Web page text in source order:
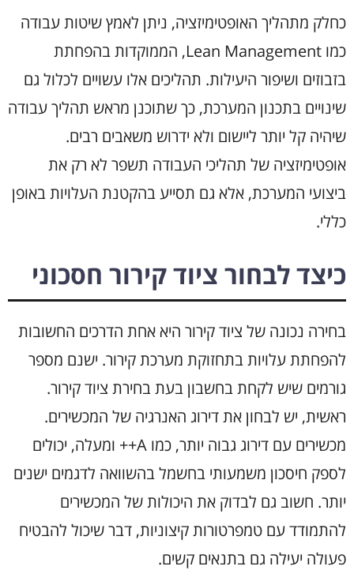
כחלק מתהליך האופטימיזציה, ניתן לאמץ שיטות עבודה
כמו Lean Management, הממוקדות בהפחתת
בזבוזים ושיפור היעילות. תהליכים אלו עשויים לכלול גם
שינויים בתכנון המערכת, כך שתוכנן מראש תהליך עבודה
שיהיה קל יותר ליישום ולא ידרוש משאבים רבים.
אופטימיזציה של תהליכי העבודה תשפר לא רק את
ביצועי המערכת, אלא גם תסייע בהקטנת העלויות באופן
כללי.
כיצד לבחור ציוד קירור חסכוני
בחירה נכונה של ציוד קירור היא אחת הדרכים החשובות
להפחתת עלויות בתחזוקת מערכת קירור. ישנם מספר
גורמים שיש לקחת בחשבון בעת בחירת ציוד קירור.
ראשית, יש לבחון את דירוג האנרגיה של המכשירים.
מכשירים עם דירוג גבוה יותר, כמו A++ ומעלה, יכולים
לספק חיסכון משמעותי בחשמל בהשוואה לדגמים ישנים
יותר. חשוב גם לבדוק את היכולות של המכשירים
להתמודד עם טמפרטורות קיצוניות, דבר שיכול להבטיח
פעולה יעילה גם בתנאים קשים.